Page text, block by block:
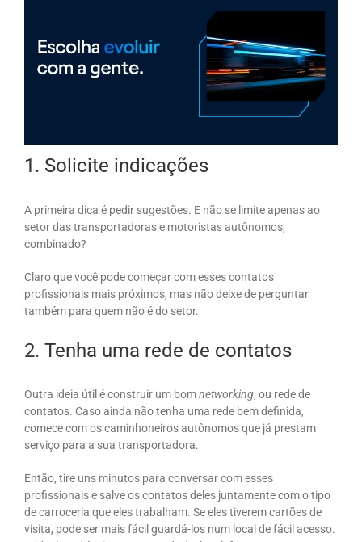
1. Solicite indicações
A primeira dica é pedir sugestões. E não se limite apenas ao
setor das transportadoras e motoristas autônomos,
combinado?
Claro que você pode começar com esses contatos
profissionais mais próximos, mas não deixe de perguntar
também para quem não é do setor.
2. Tenha uma rede de contatos
Outra ideia útil é construir um bomnetworking, ou rede de
contatos. Caso ainda não tenha uma rede bem definida,
comece com os caminhoneiros autônomos que já prestam
serviço para a sua transportadora.
Então, tire uns minutos para conversar com esses
profissionais e salve os contatos deles juntamente com o tipo
de carroceria que eles trabalham. Se eles tiverem cartões de
visita, pode ser mais fácil guardá-los num local de fácil acesso.